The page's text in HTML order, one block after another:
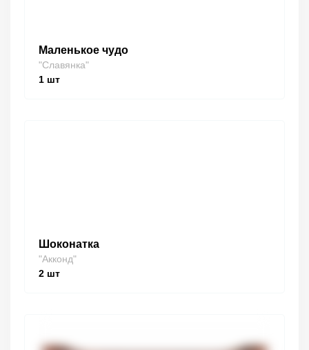
Маленькое чудо
"Славянка"
1 шт
Шоконатка
"Акконд"
2 шт